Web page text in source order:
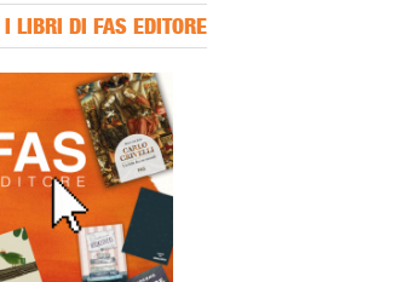
I LIBRI DI FAS EDITORE